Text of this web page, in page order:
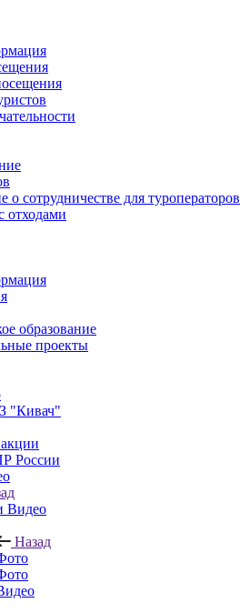
о сотрудничестве для туроператоров
отходами
образование
проекты
"Кивач"
России
Видео
Назад